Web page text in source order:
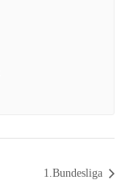
1.Bundesliga